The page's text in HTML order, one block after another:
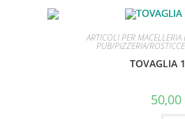
ARTICOLI PER MACELLERIA
PUB/PIZZERIA/
TOVAGLIA
50,00